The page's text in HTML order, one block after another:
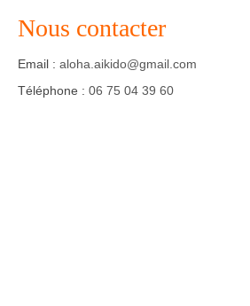
Agenda – Inscription
Inscription en ligne
Nous contacter
Email : aloha.aikido@gmail.com
Téléphone : 06 75 04 39 60